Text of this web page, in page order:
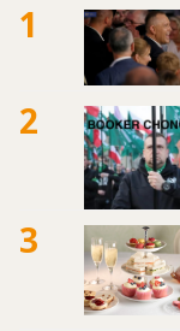
1
2
3